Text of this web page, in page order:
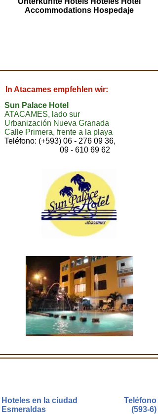
Accommodations Hospedaje
Teléfono
(593-6)
Hoteles en la ciudad
Esmeraldas
Sun Palace Hotel
ATACAMES, lado sur
Urbanización Nueva Granada
Calle Primera, frente a la playa
Teléfono: (+593) 06 - 276 09 36,
09 - 610 69 62
In Atacames empfehlen wir: